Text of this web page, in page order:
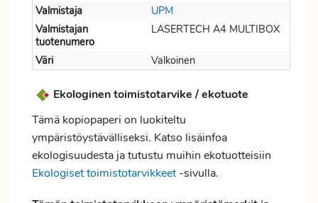
Valmistaja
UPM
Valmistajan
tuotenumero
LASERTECH A4 MULTIBOX
Väri Valkoinen
Ekologinen toimistotarvike / ekotuote
Tämä kopiopaperi on luokiteltu
ympäristöystävälliseksi. Katso lisäinfoa
ekologisuudesta ja tutustu muihin ekotuotteisiin
Ekologiset toimistotarvikkeet-sivulla.